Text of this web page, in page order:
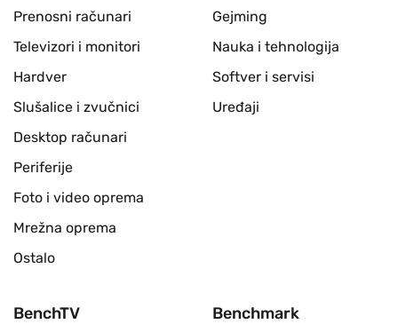
Prenosni računari
Televizori i monitori
Hardver
Slušalice i zvučnici
Desktop računari
Periferije
Foto i video oprema
Mrežna oprema
Ostalo
Gejming
Nauka i tehnologija
Softver i servisi
Uređaji
BenchTV Benchmark